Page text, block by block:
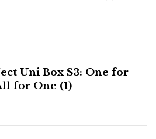
Uni Box S3: One for
for One (1)